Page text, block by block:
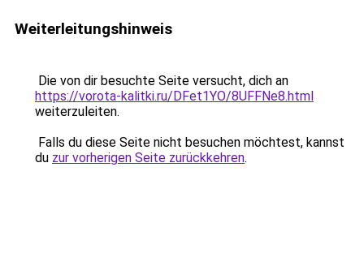
Weiterleitungshinweis
Die von dir besuchte Seite versucht, dich an
https://vorota-kalitki.ru/DFet1YO/8UFFNe8.html
weiterzuleiten.
Falls du diese Seite nicht besuchen möchtest, kannst
du zur vorherigen Seite zurückkehren.